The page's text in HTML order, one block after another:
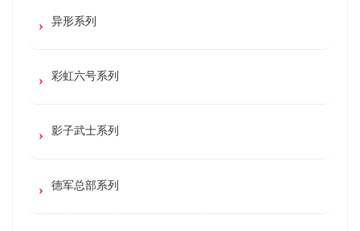
异形系列
彩虹六号系列
影子武士系列
德军总部系列